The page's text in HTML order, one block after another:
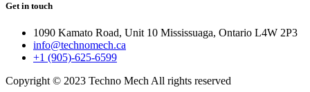
Get in touch
1090 Kamato Road, Unit 10 Mississuaga, Ontario L4W 2P3
info@technomech.ca
+1 (905)-625-6599
Copyright © 2023 Techno Mech All rights reserved